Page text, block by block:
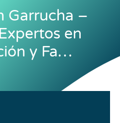
Garrucha –
en
y Fa…